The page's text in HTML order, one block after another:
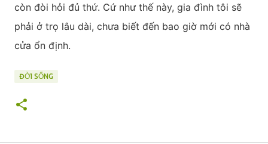
còn đòi hỏi đủ thứ. Cứ như thế này, gia đình tôi sẽ
phải ở trọ lâu dài, chưa biết đến bao giờ mới có nhà
cửa ổn định.
ĐỜI SỐNG